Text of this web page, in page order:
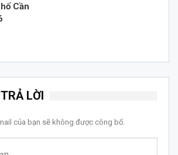
Cần
LỜI
của bạn sẽ không được công bố.